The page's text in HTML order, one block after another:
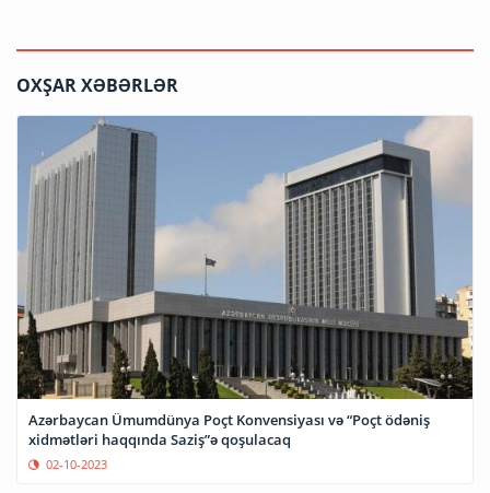
OXŞAR XƏBƏRLƏR
Azərbaycan Ümumdünya Poçt Konvensiyası və “Poçt ödəniş
xidmətləri haqqında Saziş”ə qoşulacaq
02-10-2023